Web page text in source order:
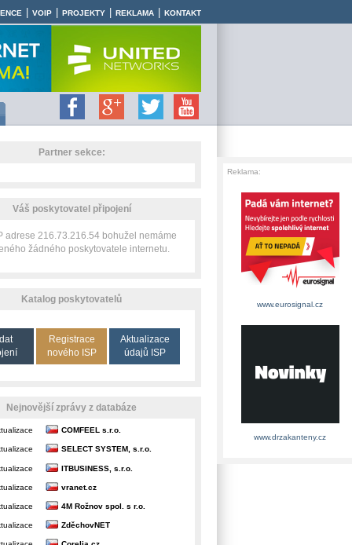
VOIP PROJEKTY REKLAMA KONTAKT
Partner sekce:
Váš poskytovatel připojení
adrese 216.73.216.54 bohužel nemáme
žádného poskytovatele internetu.
Katalog poskytovatelů
Registrace
nového ISP
Aktualizace
údajů ISP
Nejnovější zprávy z databáze
COMFEEL s.r.o.
SELECT SYSTEM, s.r.o.
ITBUSINESS, s.r.o.
vranet.cz
4M Rožnov spol. s r.o.
ZděchovNET
Reklama:
www.eurosignal.cz
www.drzakanteny.cz